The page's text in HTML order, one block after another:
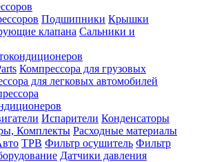
Подшипники Крышки
клапана Сальники и
Компрессора для грузовых
для легковых автомобилей
Испарители Конденсаторы
Комплекты Расходные материалы
ТРВ Фильтр осушитель Фильтр
Датчики давления